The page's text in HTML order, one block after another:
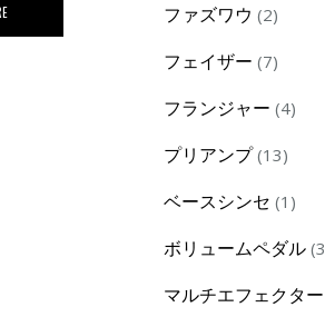
ファズワウ 22
フェイザー 77
フランジャー 44
プリアンプ 1313
ベースシンセ 1 1
ボリュームペダル 3
マルチエフェクター